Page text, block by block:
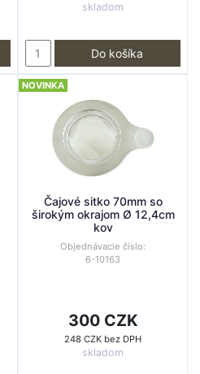
skladom
Do košíka
NOVINKA
Čajové sitko 70mm so
širokým okrajom Ø 12,4cm
kov
Objednávacie číslo:
6-10163
300 CZK
248 CZK bez DPH
skladom